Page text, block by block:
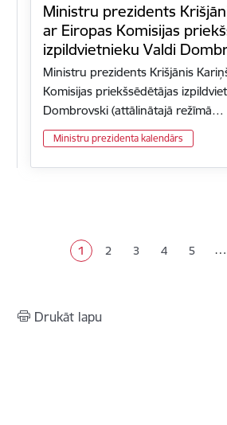
Ministru prezidents
ar Eiropas Komisijas
izpildvietnieku Valdi
Ministru prezidents Krišjānis
Komisijas priekšsēdētājas
Dombrovski (attālinātajā režīmā…
Ministru prezidenta kalendārs
Pašreizējā lapa
1 Lapa
2 Lapa
3 Lapa
4 Lapa
5 …
Drukāt lapu